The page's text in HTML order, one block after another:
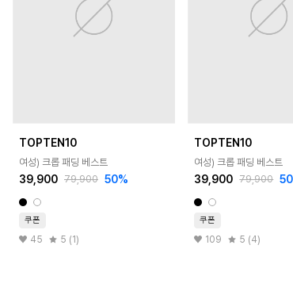
TOPTEN10
여성) 크롭 패딩 베스트
39,900 79,900 50%
쿠폰
45 5 (1)
TOPTEN10
여성) 크롭 패딩 베스트
39,900 79,900 50
쿠폰
109 5 (4)